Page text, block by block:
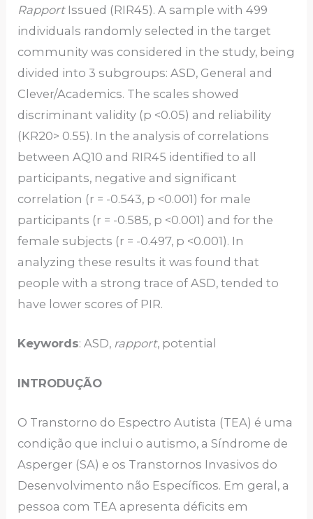
RapportIssued (RIR45). A sample with 499
individuals randomly selected in the target
community was considered in the study, being
divided into 3 subgroups: ASD, General and
Clever/Academics. The scales showed
discriminant validity (p <0.05) and reliability
(KR20> 0.55). In the analysis of correlations
between AQ10 and RIR45 identified to all
participants, negative and significant
correlation (r = -0.543, p <0.001) for male
participants (r = -0.585, p <0.001) and for the
female subjects (r = -0.497, p <0.001). In
analyzing these results it was found that
people with a strong trace of ASD, tended to
have lower scores of PIR.
Keywords: ASD, rapport, potential
INTRODUÇÃO
O Transtorno do Espectro Autista (TEA) é uma
condição que inclui o autismo, a Síndrome de
Asperger (SA) e os Transtornos Invasivos do
Desenvolvimento não Específicos. Em geral, a
pessoa com TEA apresenta déficits em